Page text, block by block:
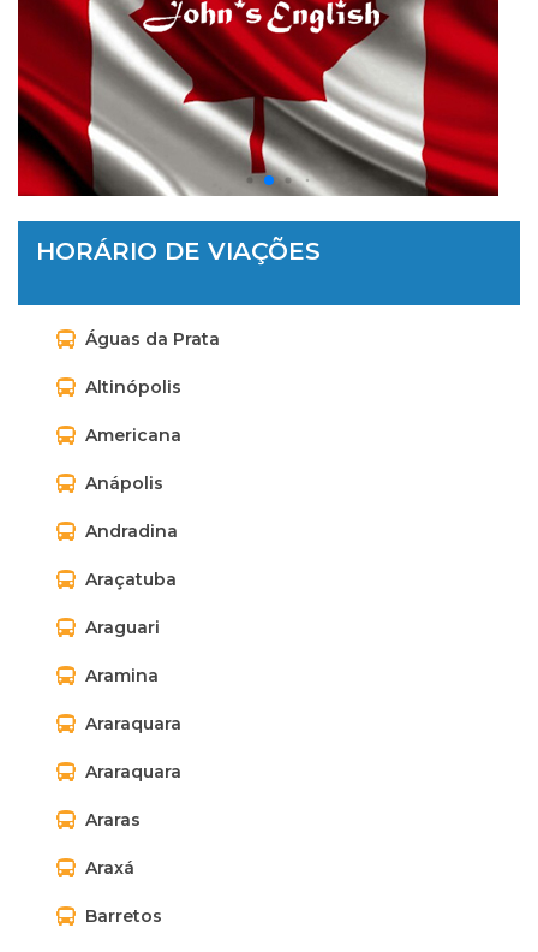
HORÁRIO DE VIAÇÕES
Águas da Prata
Altinópolis
Americana
Anápolis
Andradina
Araçatuba
Araguari
Aramina
Araraquara
Araraquara
Araras
Araxá
Barretos